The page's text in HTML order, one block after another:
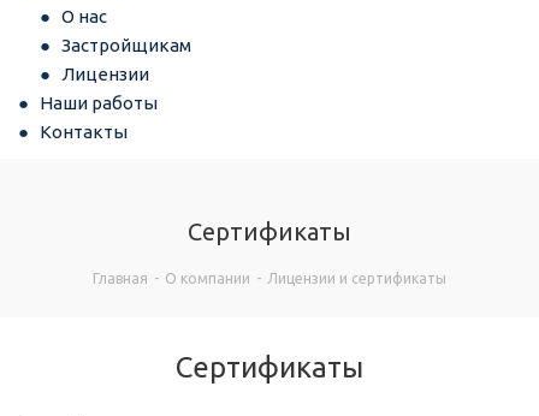
О нас
Застройщикам
Лицензии
Наши работы
Контакты
Сертификаты
Главная - О компании - Лицензии и сертификаты
Сертификаты